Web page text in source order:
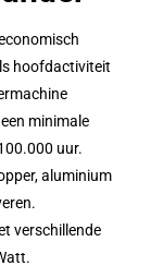
hoofdactiviteit
minimale
uur.
aluminium
verschillende